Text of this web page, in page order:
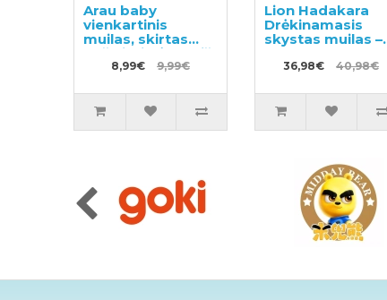
Arau baby
vienkartinis
muilas, skirtas
pašalinti dėmes iš
vaikiškų audeklų,
8,99€ 9,99€
Lion Hadakara
Drėkinamasis
skystas muilas –
muilas-gelis su
+ užpildas 800ml
36,98€ 40,98€